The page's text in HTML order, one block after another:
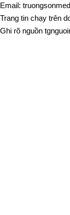
Email:
Trang tin chạy trên
Ghi rõ nguồn